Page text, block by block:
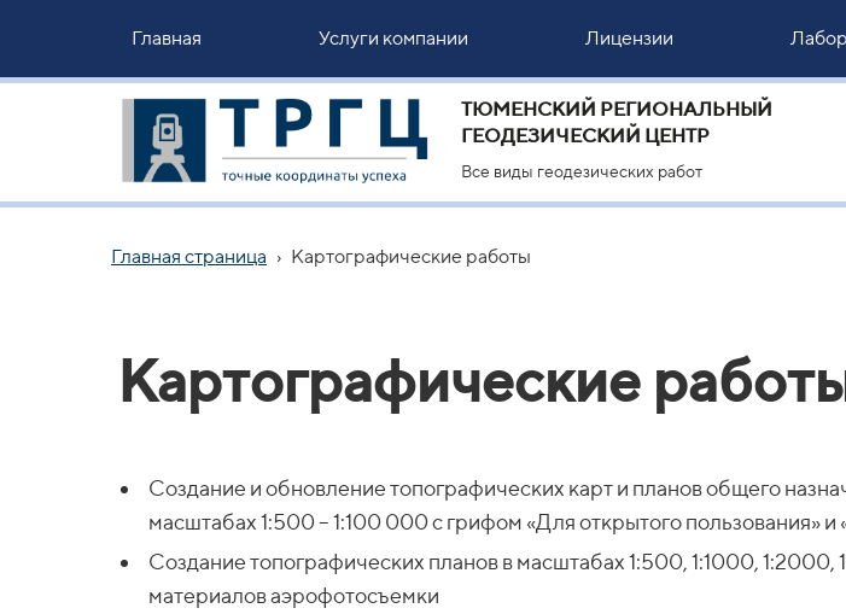
Главная Услуги компании Лицензии
ТЮМЕНСКИЙ РЕГИОНАЛЬНЫЙ
ГЕОДЕЗИЧЕСКИЙ ЦЕНТР
Все виды геодезических работ
Главная страница › Картографические работы
Картографические
Создание и обновление топографических карт и планов общего
масштабах 1:500 – 1:100 000 с грифом «Для открытого пользования» и
Создание топографических планов в масштабах 1:500, 1:1000, 1:2000,
материалов аэрофотосъемки